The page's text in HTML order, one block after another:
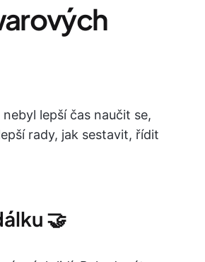
lepší čas naučit se,
rady, jak sestavit, řídit
🤝